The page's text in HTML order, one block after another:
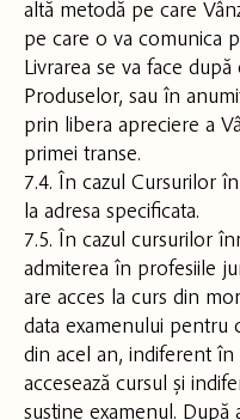
altă metodă pe care
pe care o va comunica
Livrarea se va face
Produselor, sau în
prin libera apreciere a
primei transe.
7.4. În cazul Cursurilor
la adresa specificata.
7.5. În cazul cursurilor
admiterea în profesiile
are acces la curs din
data examenului pentru
din acel an, indiferent în
accesează cursul și
susține examenul. După